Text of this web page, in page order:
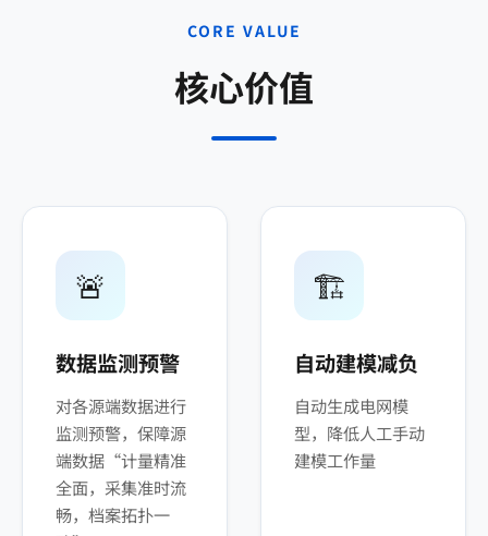
CORE VALUE
核心价值
🚨
数据监测预警
对各源端数据进行
监测预警，保障源
端数据“计量精准
全面，采集准时流
畅，档案拓扑一
🏗️
自动建模减负
自动生成电网模
型，降低人工手动
建模工作量